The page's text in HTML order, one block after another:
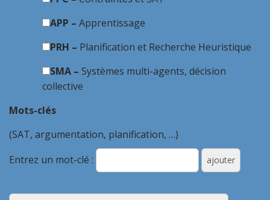
APP – Apprentissage
PRH – Planification et Recherche Heuristique
SMA – Systèmes multi-agents, décision
collective
Mots-clés
(SAT, argumentation, planification, …)
Entrez un mot-clé :